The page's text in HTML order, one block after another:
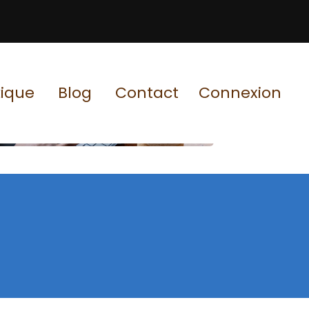
Blog Contact Connexion
consectetur adipiscing elit, sed do